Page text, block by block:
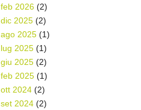
feb 2026 (2)
dic 2025 (2)
ago 2025 (1)
lug 2025 (1)
giu 2025 (2)
feb 2025 (1)
ott 2024 (2)
set 2024 (2)